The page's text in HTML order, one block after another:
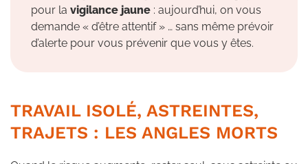
pour la vigilance jaune : aujourd’hui, on vous
demande « d’être attentif » … sans même prévoir
d’alerte pour vous prévenir que vous y êtes.
TRAVAIL ISOLÉ, ASTREINTES,
TRAJETS : LES ANGLES MORTS